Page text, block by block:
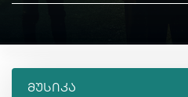
მუსიკა